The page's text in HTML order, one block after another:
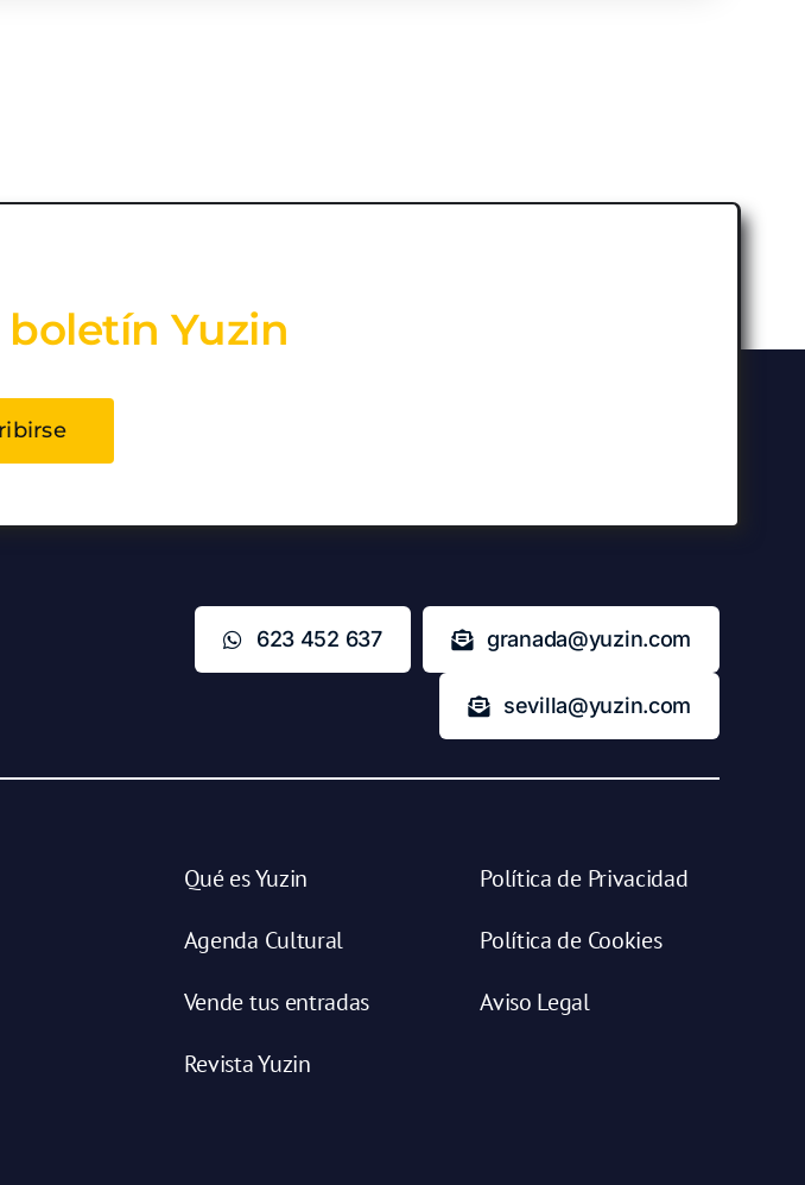
Yuzin
623 452 637 granada@yuzin.com
sevilla@yuzin.com
Qué es Yuzin
Agenda Cultural
Vende tus entradas
Revista Yuzin
Política de Privacidad
Política de Cookies
Aviso Legal